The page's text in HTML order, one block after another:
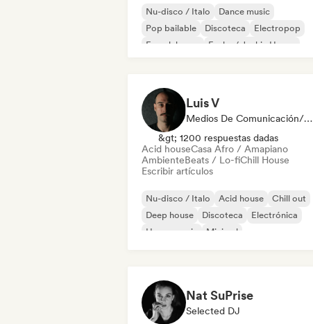
Nu-disco / Italo
Dance music
Pop bailable
Discoteca
Electropop
French house
Funky / Jackin House
Luis V
Medios De Comunicación/Periodista
&gt; 1200 respuestas dadas
Acid houseCasa Afro / Amapiano
AmbienteBeats / Lo-fiChill House
Escribir artículos
Nu-disco / Italo Acid house
Chill out
Deep house
Discoteca
Electrónica
House music
Minimal
Nat SuPrise
Selected DJ